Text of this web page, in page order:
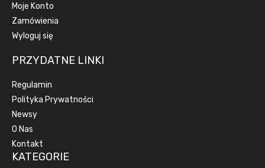
Moje Konto
Zamówienia
Wyloguj się
PRZYDATNE LINKI
Regulamin
Polityka Prywatności
Newsy
O Nas
Kontakt
KATEGORIE